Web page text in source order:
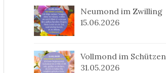
Neumond im Zwilling
15.06.2026
Vollmond im Schützen
31.05.2026